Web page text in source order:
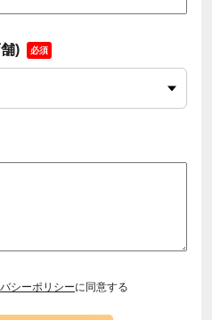
) 必須
シーポリシーに同意する